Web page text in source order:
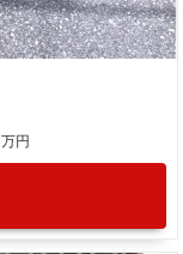
万円